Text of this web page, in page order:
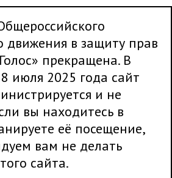
движения в защиту прав
прекращена. В
8 июля 2025 года сайт
и не
вы находитесь в
её посещение,
вам не делать
сайта.